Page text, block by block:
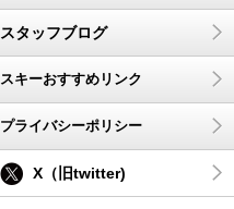
スタッフブログ
スキーおすすめリンク
プライバシーポリシー
X（旧twitter)